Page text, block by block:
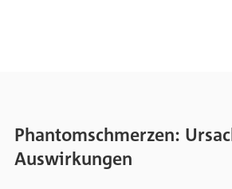
Phantomschmerzen:
Auswirkungen